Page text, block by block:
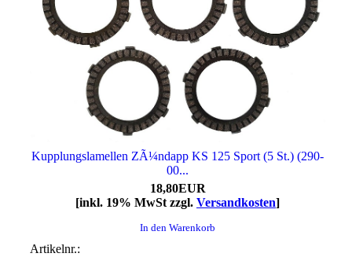
Kupplungslamellen ZÃ¼ndapp KS 125 Sport (5 St.) (290-
00...
18,80EUR
[inkl. 19% MwSt zzgl. Versandkosten]
In den Warenkorb
Artikelnr.: